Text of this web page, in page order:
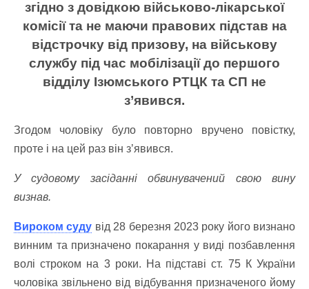
згідно з довідкою військово-лікарської
комісії та не маючи правових підстав на
відстрочку від призову, на військову
службу під час мобілізації до першого
відділу Ізюмського РТЦК та СП не
з’явився.
Згодом чоловіку було повторно вручено повістку,
проте і на цей раз він зʼявився.
У судовому засіданні обвинувачений свою вину
визнав.
Вироком суду від 28 березня 2023 року його визнано
винним та призначено покарання у виді позбавлення
волі строком на 3 роки. На підставі ст. 75 К України
чоловіка звільнено від відбування призначеного йому